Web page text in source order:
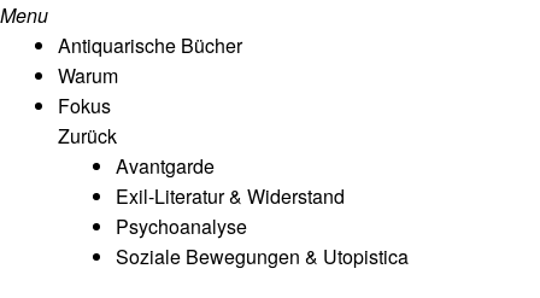
Menu
Antiquarische Bücher
Warum
Fokus
Zurück
Avantgarde
Exil-Literatur & Widerstand
Psychoanalyse
Soziale Bewegungen & Utopistica